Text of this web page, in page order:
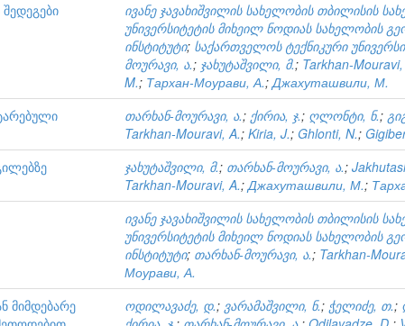
ივანე ჯავახიშვილის სახელობის თბილისის
უნივერსიტეტის მიხეილ ნოდიას სახელობის
ინსტიტუტი; საქართველოს ტექნიკური
მოურავი, ა.; ჯახუტაშვილი, მ.; Tarkhan-Mouravi,
M.; Тархан-Моурави, А.;Джахуташвили, М.
თარხან-მოურავი, ა.; ქირია, ჯ.; ღლონტი, ნ.;
Tarkhan-Mouravi, A.; Kiria, J.; Ghlonti, N.;
ჯახუტაშვილი, მ.; თარხან-მოურავი, ა.;
Tarkhan-Mouravi, A.;Джахуташвили, М.;
ივანე ჯავახიშვილის სახელობის თბილისის
უნივერსიტეტის მიხეილ ნოდიას სახელობის
ინსტიტუტი; თარხან-მოურავი, ა.; Tarkhan-
Моурави, А.
მიმდებარე
ოდილავაძე, დ.; ვარამაშვილი, ნ.; ჭელიძე, თ.;